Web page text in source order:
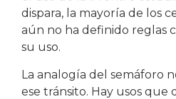
dispara, la mayoría de los
aún no ha definido reglas
su uso.
La analogía del semáforo
ese tránsito. Hay usos que